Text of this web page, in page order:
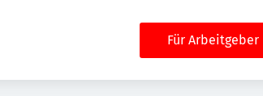
Für Arbeitgeber